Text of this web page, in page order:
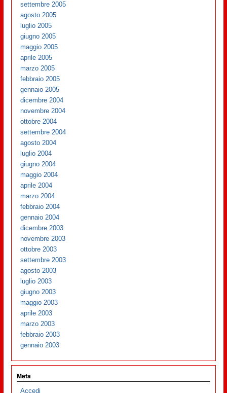
settembre 2005
agosto 2005
luglio 2005
giugno 2005
maggio 2005
aprile 2005
marzo 2005
febbraio 2005
gennaio 2005
dicembre 2004
novembre 2004
ottobre 2004
settembre 2004
agosto 2004
luglio 2004
giugno 2004
maggio 2004
aprile 2004
marzo 2004
febbraio 2004
gennaio 2004
dicembre 2003
novembre 2003
ottobre 2003
settembre 2003
agosto 2003
luglio 2003
giugno 2003
maggio 2003
aprile 2003
marzo 2003
febbraio 2003
gennaio 2003
Meta
Accedi